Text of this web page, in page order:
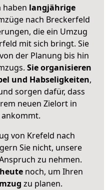
haben langjährige
nach Breckerfeld
die ein Umzug
mit sich bringt. Sie
der Planung bis hin
Sie organisieren
und Habseligkeiten,
sorgen dafür, dass
neuen Zielort in
von Krefeld nach
Sie nicht, unsere
zu nehmen.
noch, um Ihren
zu planen.